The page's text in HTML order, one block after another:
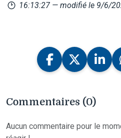
16:13:27 — modifié le 9/6/
Commentaires (0)
Aucun commentaire pour le